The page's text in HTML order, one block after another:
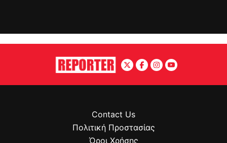
Contact Us
Πολιτική Προστασίας
Όροι Χρήσης